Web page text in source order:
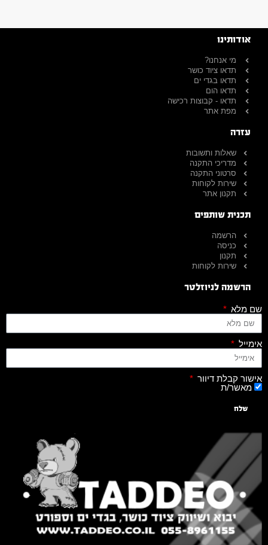
אודותינו
מי אנחנו?
תדאו ציוד כושר
תדאו בגדי ים
תדאו הום
תדאו - קבוצות רכישה
מפת אתר
עזרה
שאלות ותשובות
מדריכי התקנה
סרטוני התקנה
שירות לקוחות
תקנון אתר
תכנית שותפים
הרשמה
כניסה
תקנון
שירות לקוחות
הרשמה לניוזלטר
שם מלא
אימייל
אישור קבלת דיוור
מאשר/ת
שלח